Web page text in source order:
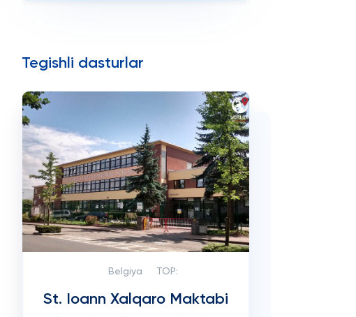
Tegishli dasturlar
Belgiya TOP:
St. Ioann Xalqaro Maktabi